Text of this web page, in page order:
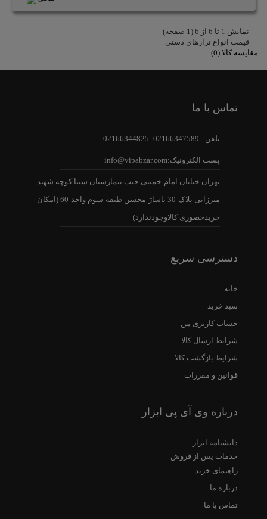
نمايش 1 تا 6 از 6 (1 صفحه)
قیمت انواع ترازهای دستی
مقایسه کالا (0)
تماس با ما
تلفن : 02166347589 -02166344825
پست الکترونیک:info@vipabzar.com
تهران خیابان امام خمینی جنب بیمارستان سینا کوچه شهید
میرزایی پلاک 30 پاساژ محسن طبقه سوم واحد 60 (امکان
خریدحضوری کالاوجودندارد)
دسترسی سریع
خانه
سبد خرید
حساب کاربری من
شرایط ارسال کالا
شرایط بازگشت کالا
قوانین و مقررات
درباره وی آی پی ابزار
دانشنامه ابزار
خدمات پس از فروش
راهنمای خرید
درباره ما
تماس با ما